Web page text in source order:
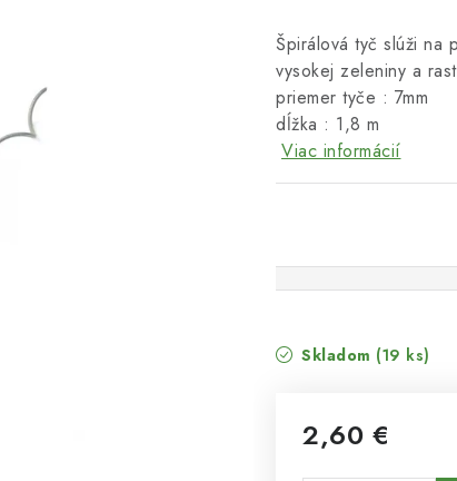
Špirálová tyč slúži na
vysokej zeleniny a
priemer tyče : 7mm
dĺžka : 1,8 m
Viac informácií
Skladom (19 ks)
2,60 €